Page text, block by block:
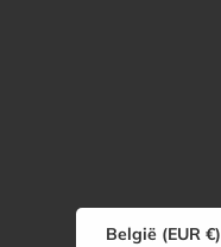
Land/Regio
België (EUR €)